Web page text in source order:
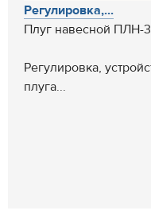
Регулировка,...
Плуг навесной ПЛН-
Регулировка,
плуга...